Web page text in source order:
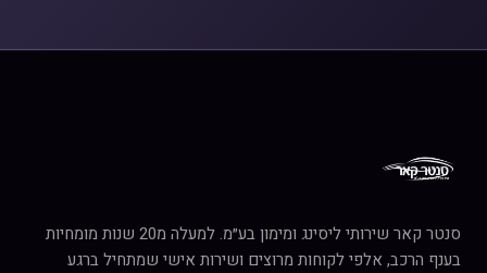
סנטר קאר שירותי ליסינג ומימון בע״מ. למעלה מ20 שנות מומחיות
בענף הרכב, אלפי לקוחות מרוצים ושירות אישי שמתחיל ברגע